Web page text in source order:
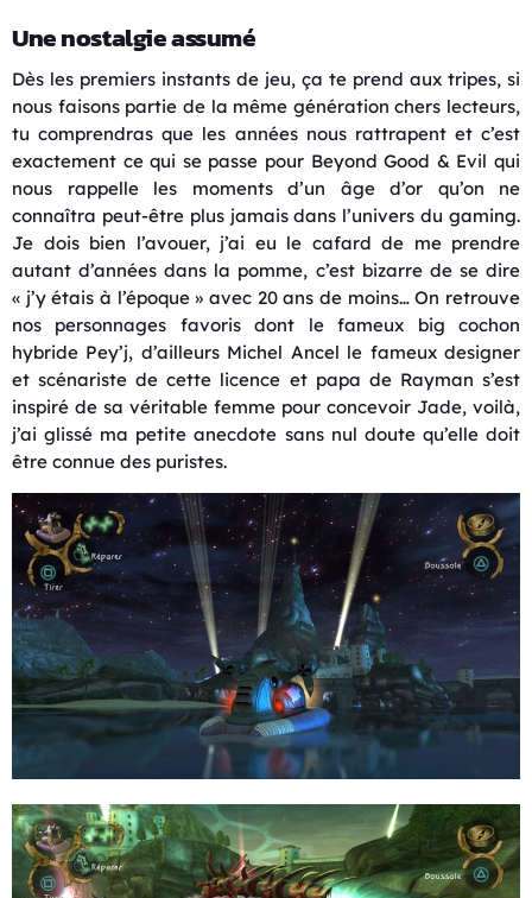
Une nostalgie assumé
Dès les premiers instants de jeu, ça te prend aux tripes, si
nous faisons partie de la même génération chers lecteurs,
tu comprendras que les années nous rattrapent et c’est
exactement ce qui se passe pour Beyond Good & Evil qui
nous rappelle les moments d’un âge d’or qu’on ne
connaîtra peut-être plus jamais dans l’univers du gaming.
Je dois bien l’avouer, j’ai eu le cafard de me prendre
autant d’années dans la pomme, c’est bizarre de se dire
« j’y étais à l’époque » avec 20 ans de moins… On retrouve
nos personnages favoris dont le fameux big cochon
hybride Pey’j, d’ailleurs Michel Ancel le fameux designer
et scénariste de cette licence et papa de Rayman s’est
inspiré de sa véritable femme pour concevoir Jade, voilà,
j’ai glissé ma petite anecdote sans nul doute qu’elle doit
être connue des puristes.